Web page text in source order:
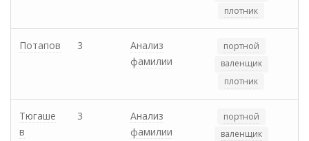
плотник
Потапов 3
Анализ
фамилии
портной
валенщик
плотник
Тюгаше
в
3
Анализ
фамилии
портной
валенщик